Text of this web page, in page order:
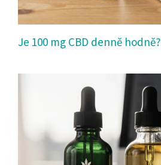
Je 100 mg CBD denně hodně?